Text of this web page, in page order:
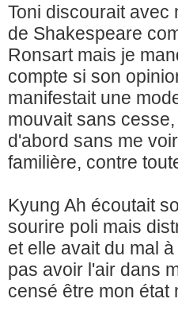
Toni discourait avec
de Shakespeare
Ronsart mais je
compte si son
manifestait une
mouvait sans
d'abord sans me
familière, contre
Kyung Ah écoutait
sourire poli mais
et elle avait du mal
pas avoir l'air dans
censé être mon état